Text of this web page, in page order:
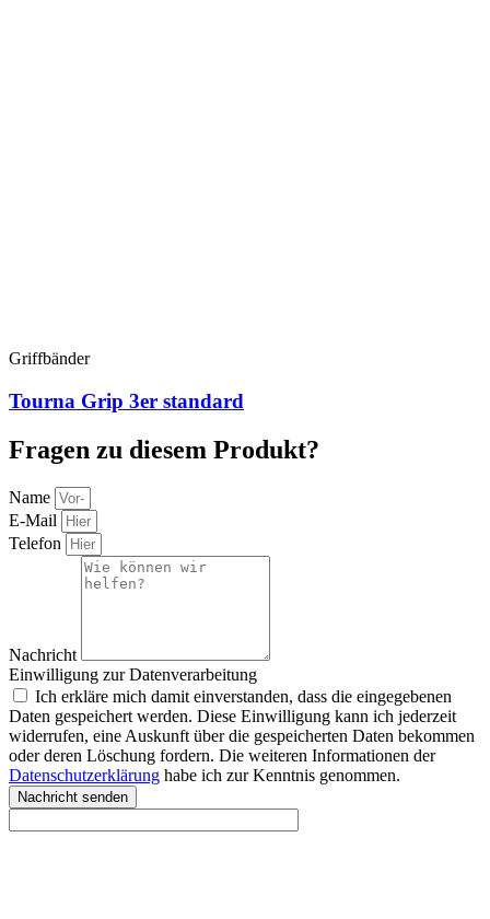
Griffbänder
Tourna Grip 3er standard
Fragen zu diesem Produkt?
Name
E-Mail
Telefon
Nachricht
Einwilligung zur Datenverarbeitung
Ich erkläre mich damit einverstanden, dass die eingegebenen
Daten gespeichert werden. Diese Einwilligung kann ich jederzeit
widerrufen, eine Auskunft über die gespeicherten Daten bekommen
oder deren Löschung fordern. Die weiteren Informationen der
Datenschutzerklärung habe ich zur Kenntnis genommen.
Nachricht senden